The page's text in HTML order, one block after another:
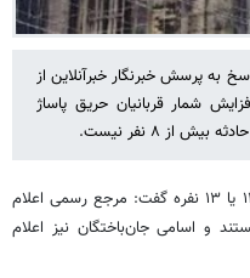
به پرسش خبرنگار خبرآنلاین از
شمار قربانیان حریق پاساژ
از ۸ نفر نیست.
برنجی با رد اخبار منتشرشده درباره آمارهای ۱۱ یا ۱۳ نفره گفت: مرجع رسمی اعلام
و اسامی جان‌باختگان نیز اعلام